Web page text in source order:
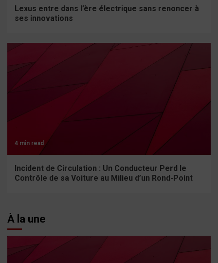
Lexus entre dans l’ère électrique sans renoncer à
ses innovations
4 min read
Incident de Circulation : Un Conducteur Perd le
Contrôle de sa Voiture au Milieu d’un Rond-Point
À la une